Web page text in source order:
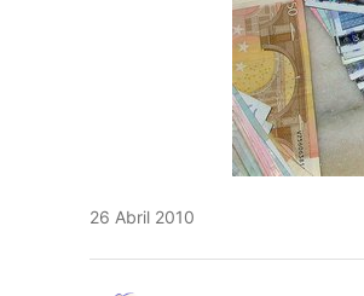
26 Abril 2010